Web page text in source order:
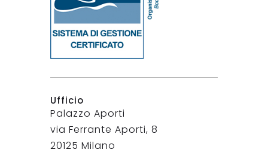
Ufficio
Palazzo Aporti
via Ferrante Aporti, 8
20125 Milano